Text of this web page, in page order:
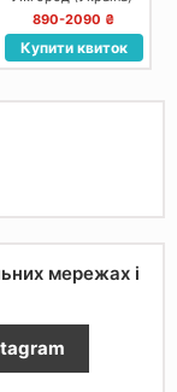
890-2090 ₴
Купити квиток
мережах і